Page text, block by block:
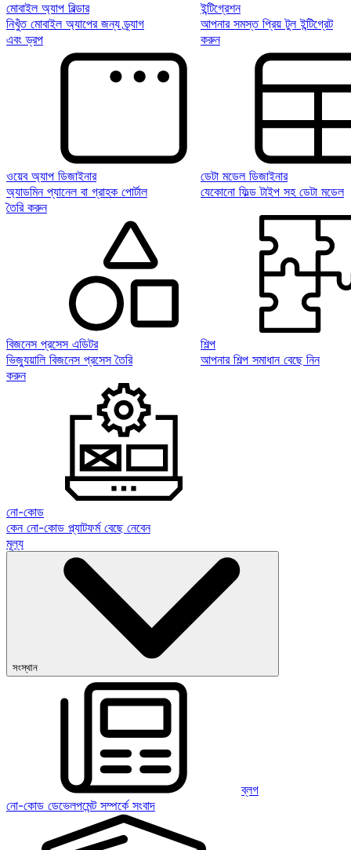
মোবাইল অ্যাপ বিল্ডার
নিখুঁত মোবাইল অ্যাপের জন্য ড্র্যাগ
এবং ড্রপ
ইন্টিগ্রেশন
আপনার সমস্ত প্রিয় টুল ইন্টিগ্রেট
করুন
ওয়েব অ্যাপ ডিজাইনার
অ্যাডমিন প্যানেল বা গ্রাহক পোর্টাল
তৈরি করুন
ডেটা মডেল ডিজাইনার
যেকোনো ফিল্ড টাইপ সহ ডেটা মডেল
বিজনেস প্রসেস এডিটর
ভিজ্যুয়ালি বিজনেস প্রসেস তৈরি
করুন
শিল্প
আপনার শিল্প সমাধান বেছে নিন
নো-কোড
কেন নো-কোড প্ল্যাটফর্ম বেছে নেবেন
মূল্য
সংস্থান
ব্লগ
নো-কোড ডেভেলপমেন্ট সম্পর্কে সংবাদ